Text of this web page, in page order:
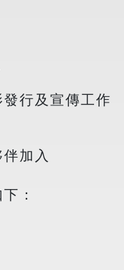
行及宣傳工作
加入
：